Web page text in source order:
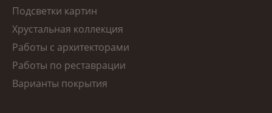
Подсветки картин
Хрустальная коллекция
Работы с архитекторами
Работы по реставрации
Варианты покрытия